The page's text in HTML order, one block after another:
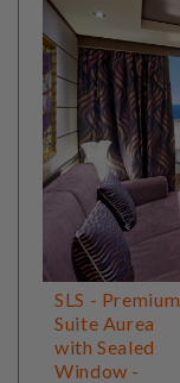
SLS - Premium
Suite Aurea
with Sealed
Window -